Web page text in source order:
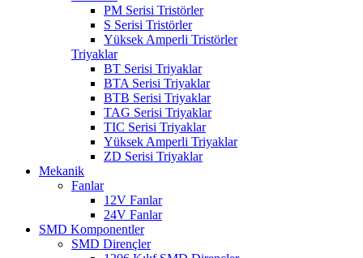
PM Serisi Tristörler
S Serisi Tristörler
Yüksek Amperli Tristörler
Triyaklar
BT Serisi Triyaklar
BTA Serisi Triyaklar
BTB Serisi Triyaklar
TAG Serisi Triyaklar
TIC Serisi Triyaklar
Yüksek Amperli Triyaklar
ZD Serisi Triyaklar
Mekanik
Fanlar
12V Fanlar
24V Fanlar
SMD Komponentler
SMD Dirençler